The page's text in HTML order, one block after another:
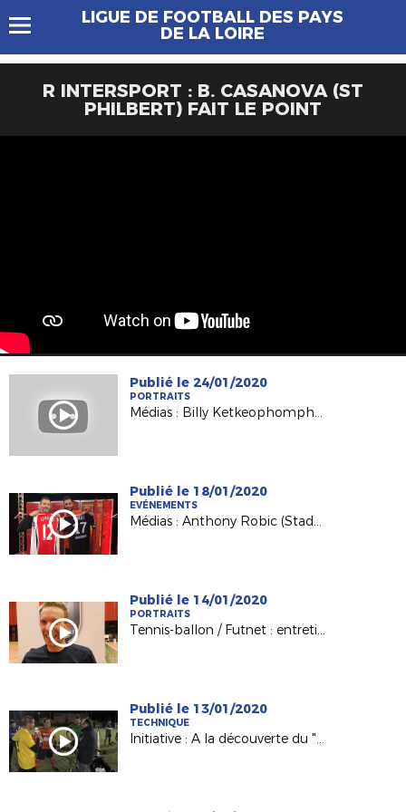
LIGUE DE FOOTBALL DES PAYS
DE LA LOIRE
R INTERSPORT : B. CASANOVA (ST
PHILBERT) FAIT LE POINT
Publié le 24/01/2020
PORTRAITS
Médias : Billy Ketkeophomphone (SO Cholet) invité de France 3 PDL
Publié le 18/01/2020
EVÉNEMENTS
Médias : Anthony Robic (Stade Lavallois) invité de France 3 Pays de la Loire
Publié le 14/01/2020
PORTRAITS
Tennis-ballon / Futnet : entretien avec Vincent Voisinot, joueur et président passionné !
Publié le 13/01/2020
TECHNIQUE
Initiative : A la découverte du "Foot à 8" avec le District de Vendée